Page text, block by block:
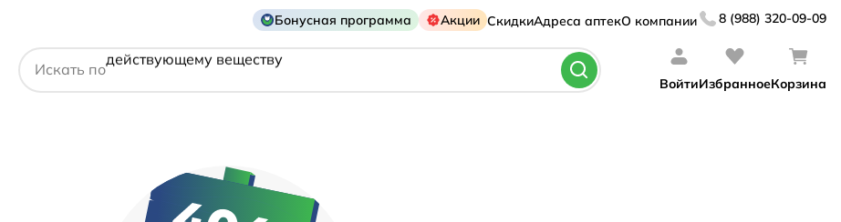
Бонусная программа Акции СкидкиАдреса аптекО компании 8 (988) 320-09-09
Искать по
действующему веществу
производителю
ВойтиИзбранноеКорзина